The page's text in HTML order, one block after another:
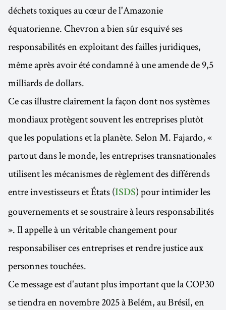
déchets toxiques au cœur de l'Amazonie
équatorienne. Chevron a bien sûr esquivé ses
responsabilités en exploitant des failles juridiques,
même après avoir été condamné à une amende de 9,5
milliards de dollars.
Ce cas illustre clairement la façon dont nos systèmes
mondiaux protègent souvent les entreprises plutôt
que les populations et la planète. Selon M. Fajardo, «
partout dans le monde, les entreprises transnationales
utilisent les mécanismes de règlement des différends
entre investisseurs et États (ISDS) pour intimider les
gouvernements et se soustraire à leurs responsabilités
». Il appelle à un véritable changement pour
responsabiliser ces entreprises et rendre justice aux
personnes touchées.
Ce message est d'autant plus important que la COP30
se tiendra en novembre 2025 à Belém, au Brésil, en